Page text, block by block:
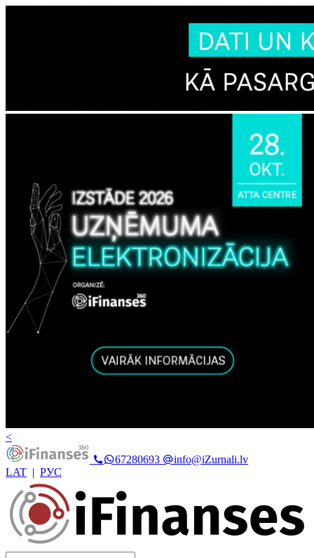
<
67280693
info@iZurnali.lv
LAT | РУС